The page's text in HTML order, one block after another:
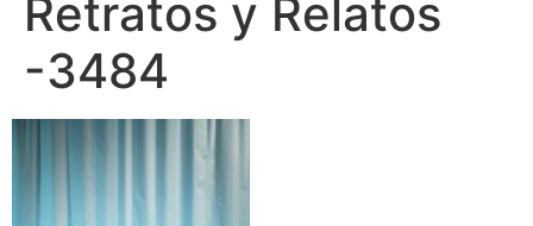
Retratos y Relatos
-3484